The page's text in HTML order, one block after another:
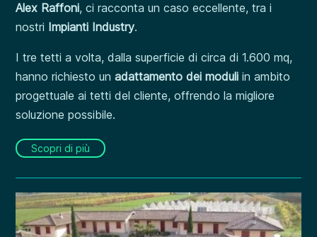
Alex Raffoni, ci racconta un caso eccellente, tra i
nostri Impianti Industry.
I tre tetti a volta, dalla superficie di circa di 1.600 mq,
hanno richiesto unadattamento dei moduli in ambito
progettuale ai tetti del cliente, offrendo la migliore
soluzione possibile.
Scopri di più